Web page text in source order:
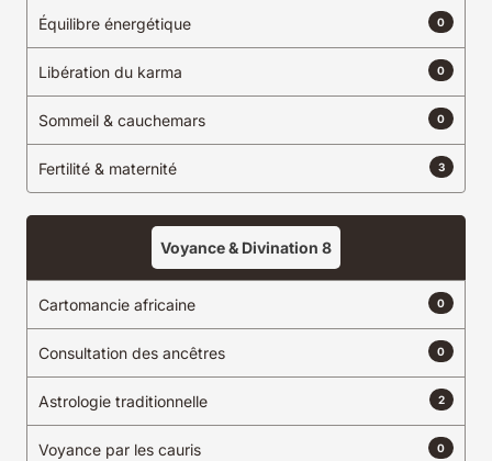
Équilibre énergétique 0
Libération du karma 0
Sommeil & cauchemars 0
Fertilité & maternité 3
Voyance & Divination 8
Cartomancie africaine 0
Consultation des ancêtres 0
Astrologie traditionnelle 2
Voyance par les cauris 0